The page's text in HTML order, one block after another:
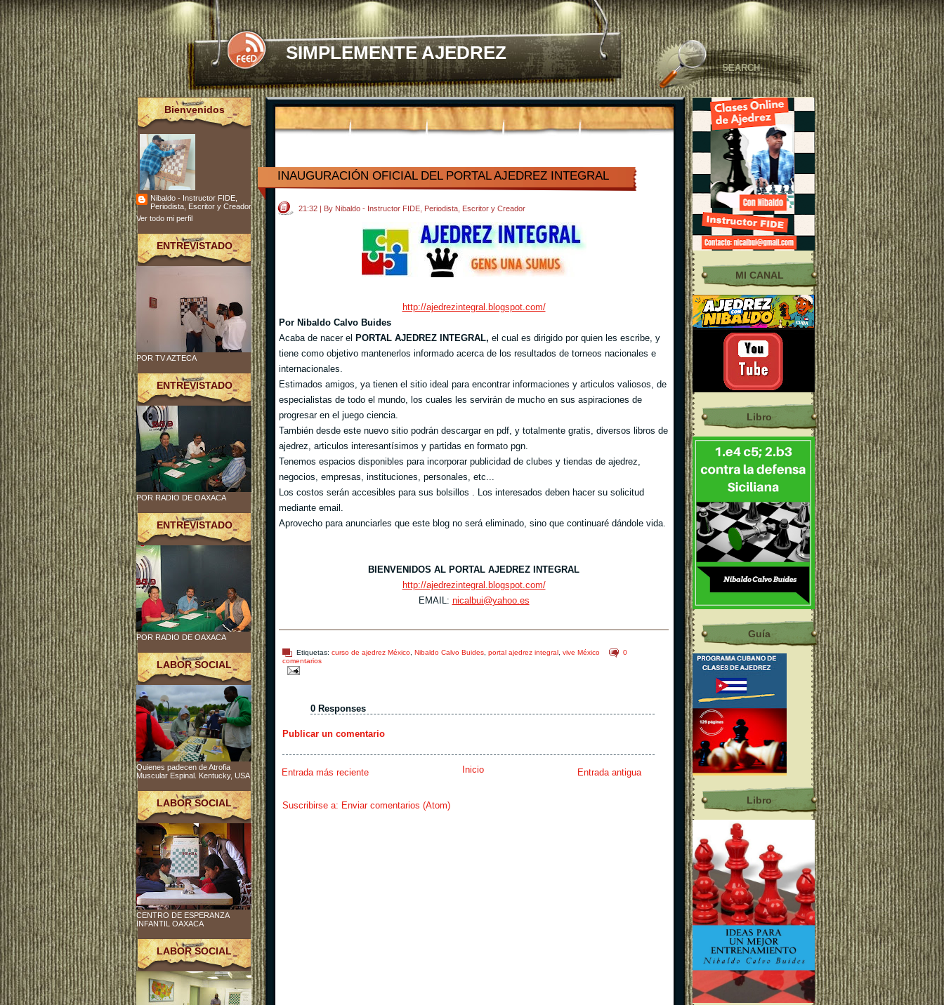
SIMPLEMENTE AJEDREZ
INAUGURACIÓN OFICIAL DEL PORTAL AJEDREZ INTEGRAL
21:32 | By Nibaldo - Instructor FIDE, Periodista, Escritor y Creador
http://ajedrezintegral.blogspot.com/
Por Nibaldo Calvo Buides
Acaba de nacer el PORTAL AJEDREZ INTEGRAL, el cual es dirigido por quien les escribe, y
tiene como objetivo mantenerlos informado acerca de los resultados de torneos nacionales e
internacionales.
Estimados amigos, ya tienen el sitio ideal para encontrar informaciones y articulos valiosos, de
especialistas de todo el mundo, los cuales les servirán de mucho en sus aspiraciones de
progresar en el juego ciencia.
También desde este nuevo sitio podrán descargar en pdf, y totalmente gratis, diversos libros de
ajedrez, articulos interesantísimos y partidas en formato pgn.
Tenemos espacios disponibles para incorporar publicidad de clubes y tiendas de ajedrez,
negocios, empresas, instituciones, personales, etc...
Los costos serán accesibles para sus bolsillos . Los interesados deben hacer su solicitud
mediante email.
Aprovecho para anunciarles que este blog no será eliminado, sino que continuaré dándole vida.
BIENVENIDOS AL PORTAL AJEDREZ INTEGRAL
http://ajedrezintegral.blogspot.com/
EMAIL: nicalbui@yahoo.es
Etiquetas: curso de ajedrez México Nibaldo Calvo Buides portal ajedrez integral vive México
0
comentarios
0 Responses
Publicar un comentario
Entrada más reciente Entrada antigua
Inicio
Suscribirse a: Enviar comentarios (Atom)
Bienvenidos
Nibaldo - Instructor FIDE,
Periodista, Escritor y Creador
Ver todo mi perfil
ENTREVISTADO
POR TV AZTECA
ENTREVISTADO
POR RADIO DE OAXACA
ENTREVISTADO
POR RADIO DE OAXACA
LABOR SOCIAL
Quienes padecen de Atrofia
Muscular Espinal. Kentucky, USA
LABOR SOCIAL
CENTRO DE ESPERANZA
INFANTIL OAXACA
LABOR SOCIAL
MI CANAL
Libro
Guía
Libro